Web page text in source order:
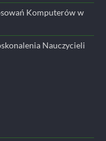
Komputerów w
Nauczycieli